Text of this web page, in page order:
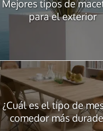
Mejores tipos de
para el exterior
¿Cuál es el tipo de
comedor más